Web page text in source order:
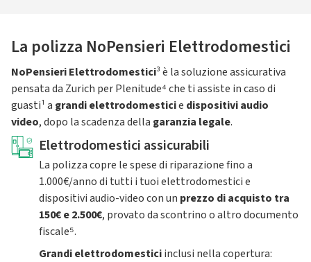
La polizza NoPensieri Elettrodomestici
NoPensieri Elettrodomestici³ è la soluzione assicurativa
pensata da Zurich per Plenitude⁴ che ti assiste in caso di
guasti¹ a grandi elettrodomesticie dispositivi audio
video, dopo la scadenza della garanzia legale.
Elettrodomestici assicurabili
La polizza copre le spese di riparazione fino a
1.000€/anno di tutti i tuoi elettrodomestici e
dispositivi audio-video con un prezzo di acquisto tra
150€ e 2.500€, provato da scontrino o altro documento
fiscale⁵.
Grandi elettrodomesticiinclusi nella copertura: